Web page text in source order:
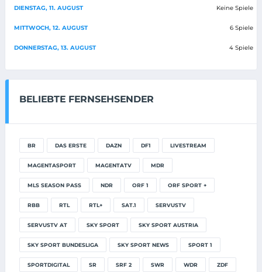
DIENSTAG, 11. AUGUST Keine Spiele
MITTWOCH, 12. AUGUST 6 Spiele
DONNERSTAG, 13. AUGUST 4 Spiele
BELIEBTE FERNSEHSENDER
BR DAS ERSTE DAZN DF1 LIVESTREAM
MAGENTASPORT MAGENTATV MDR
MLS SEASON PASS NDR ORF 1 ORF SPORT +
RBB RTL RTL+ SAT.1 SERVUSTV
SERVUSTV AT SKY SPORT SKY SPORT AUSTRIA
SKY SPORT BUNDESLIGA SKY SPORT NEWS SPORT 1
SPORTDIGITAL SR SRF 2 SWR WDR ZDF